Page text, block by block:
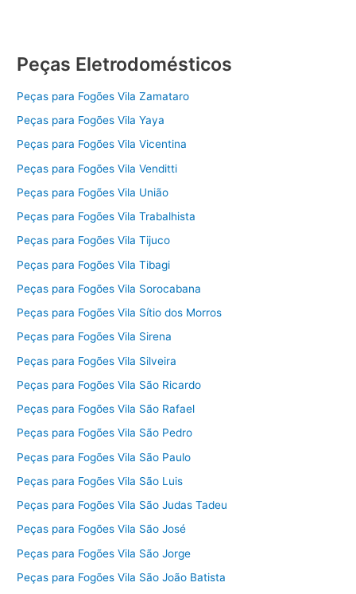
Peças Eletrodomésticos
Peças para Fogões Vila Zamataro
Peças para Fogões Vila Yaya
Peças para Fogões Vila Vicentina
Peças para Fogões Vila Venditti
Peças para Fogões Vila União
Peças para Fogões Vila Trabalhista
Peças para Fogões Vila Tijuco
Peças para Fogões Vila Tibagi
Peças para Fogões Vila Sorocabana
Peças para Fogões Vila Sítio dos Morros
Peças para Fogões Vila Sirena
Peças para Fogões Vila Silveira
Peças para Fogões Vila São Ricardo
Peças para Fogões Vila São Rafael
Peças para Fogões Vila São Pedro
Peças para Fogões Vila São Paulo
Peças para Fogões Vila São Luis
Peças para Fogões Vila São Judas Tadeu
Peças para Fogões Vila São José
Peças para Fogões Vila São Jorge
Peças para Fogões Vila São João Batista